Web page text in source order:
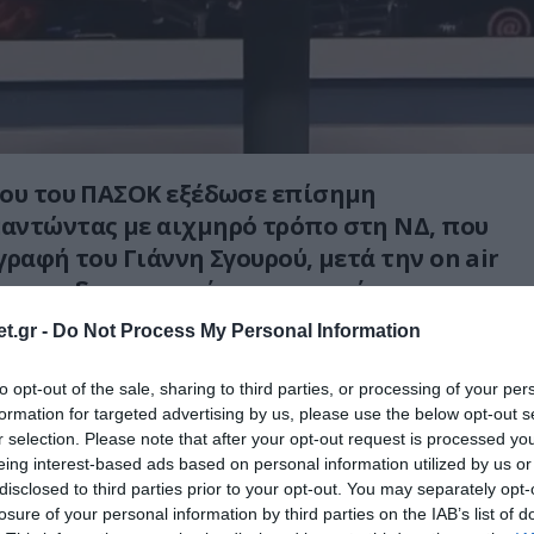
- Do Not Process My Personal Information
opt-out of the sale, sharing to third parties, or processing of your
for targeted advertising by us, please use the below opt-out
selection. Please note that after your opt-out request is processed
interest-based ads based on personal information utilized by us
to third parties prior to your opt-out. You may separately
of your personal information by third parties on the IAB’s list of
του ΠΑΣΟΚ εξέδωσε επίσημη
με αιχμηρό τρόπο στη ΝΔ, που
του Γιάννη Σγουρού, μετά την on air
με δημοσιογράφο εκπομπής στο
μεταξύ άλλων ότι αυτό το αίτημα
αναφέροντας μερικά περιστατικά
κόμματος, στα οποία σιώπησε.
του ΠΑΣΟΚ: